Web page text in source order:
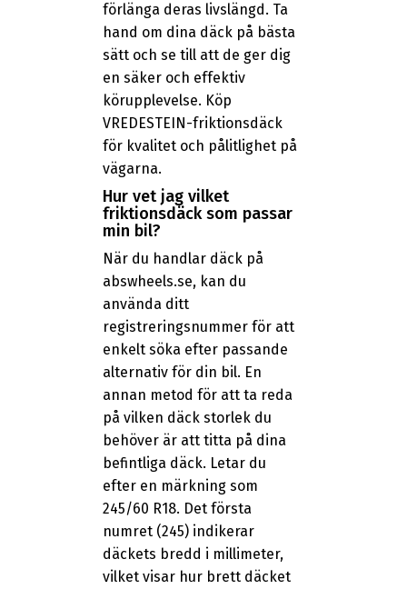
förlänga deras livslängd. Ta
hand om dina däck på bästa
sätt och se till att de ger dig
en säker och effektiv
körupplevelse. Köp
VREDESTEIN-friktionsdäck
för kvalitet och pålitlighet på
vägarna.
Hur vet jag vilket
friktionsdäck som passar
min bil?
När du handlar däck på
abswheels.se, kan du
använda ditt
registreringsnummer för att
enkelt söka efter passande
alternativ för din bil. En
annan metod för att ta reda
på vilken däck storlek du
behöver är att titta på dina
befintliga däck. Letar du
efter en märkning som
245/60 R18. Det första
numret (245) indikerar
däckets bredd i millimeter,
vilket visar hur brett däcket